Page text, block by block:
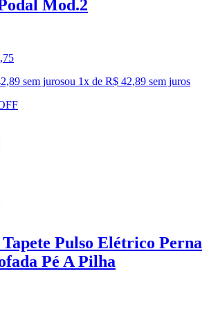
Mod.2
,75
sem jurosou 1x de R$ 42,89 sem juros
Pulso Elétrico Perna
Pé A Pilha